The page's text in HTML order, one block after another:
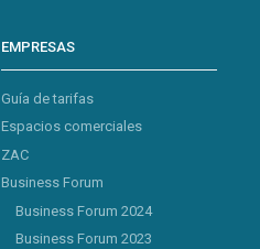
EMPRESAS
Guía de tarifas
Espacios comerciales
ZAC
Business Forum
Business Forum 2024
Business Forum 2023